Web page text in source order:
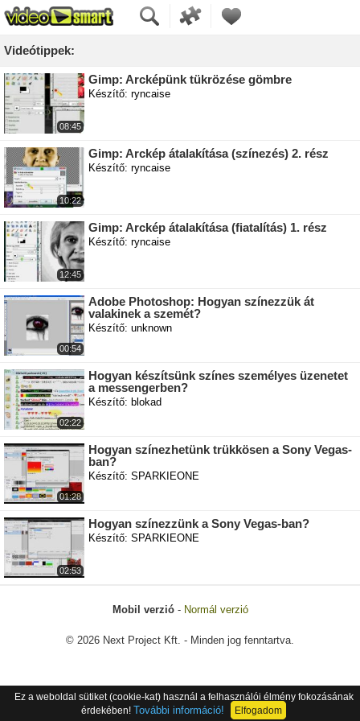
Videótippek:
08:45
Gimp: Arcképünk tükrözése gömbre
Készítő: ryncaise
10:22
Gimp: Arckép átalakítása (színezés) 2. rész
Készítő: ryncaise
12:45
Gimp: Arckép átalakítása (fiatalítás) 1. rész
Készítő: ryncaise
00:54
Adobe Photoshop: Hogyan színezzük át
valakinek a szemét?
Készítő: unknown
02:22
Hogyan készítsünk színes személyes üzenetet
a messengerben?
Készítő: blokad
01:28
Hogyan színezhetünk trükkösen a Sony Vegas-
ban?
Készítő: SPARKIEONE
02:53
Hogyan színezzünk a Sony Vegas-ban?
Készítő: SPARKIEONE
Mobil verzió- Normál verzió
© 2026 Next Project Kft. - Minden jog fenntartva.
Ez a weboldal sütiket (cookie-kat) használ a felhasználói élmény fokozásának
érdekében! További információ! Elfogadom